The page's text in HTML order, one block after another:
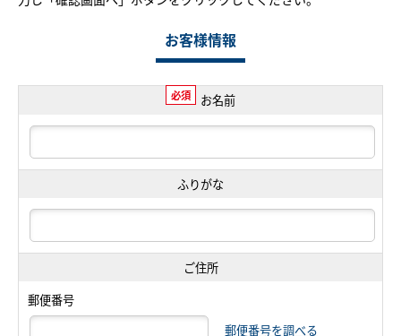
お客様情報
必須 お名前
ふりがな
ご住所
郵便番号
郵便番号を調べる